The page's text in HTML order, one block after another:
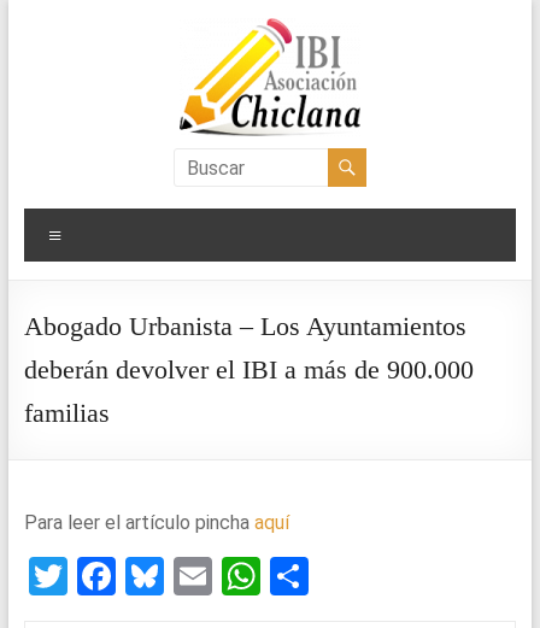
Asociación
IBI
Chiclana
Abogado Urbanista – Los Ayuntamientos
deberán devolver el IBI a más de 900.000
familias
Para leer el artículo pincha aquí
T F Bl E W S